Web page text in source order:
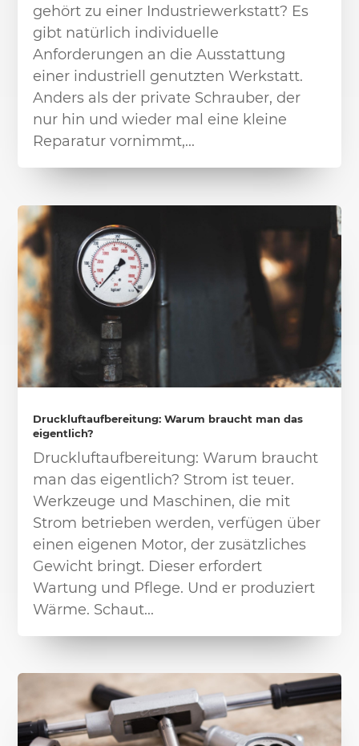
gehört zu einer Industriewerkstatt? Es
gibt natürlich individuelle
Anforderungen an die Ausstattung
einer industriell genutzten Werkstatt.
Anders als der private Schrauber, der
nur hin und wieder mal eine kleine
Reparatur vornimmt,...
Druckluftaufbereitung: Warum braucht man das
eigentlich?
Druckluftaufbereitung: Warum braucht
man das eigentlich? Strom ist teuer.
Werkzeuge und Maschinen, die mit
Strom betrieben werden, verfügen über
einen eigenen Motor, der zusätzliches
Gewicht bringt. Dieser erfordert
Wartung und Pflege. Und er produziert
Wärme. Schaut...